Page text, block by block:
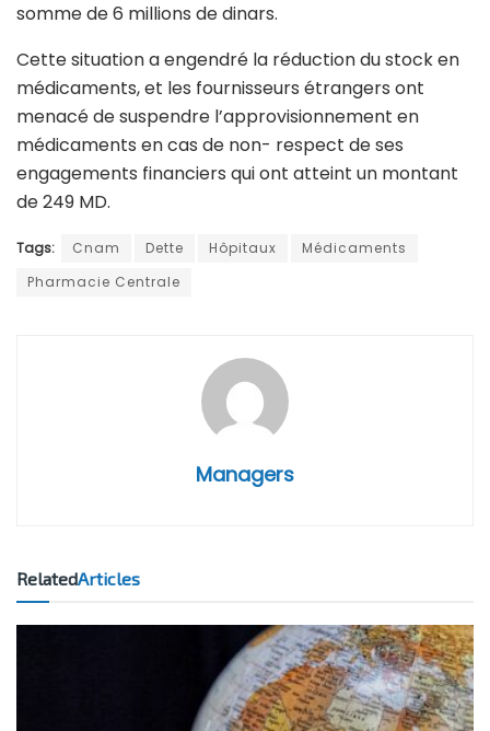
somme de 6 millions de dinars.
Cette situation a engendré la réduction du stock en
médicaments, et les fournisseurs étrangers ont
menacé de suspendre l’approvisionnement en
médicaments en cas de non- respect de ses
engagements financiers qui ont atteint un montant
de 249 MD.
Tags: Cnam Dette Hôpitaux
Médicaments
Pharmacie Centrale
Managers
RelatedArticles